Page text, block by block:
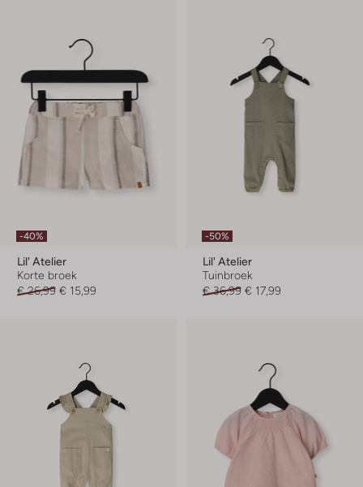
-40%
Lil' Atelier
Korte broek
€ 26,99 € 15,99
-50%
Lil' Atelier
Tuinbroek
€ 36,99 € 17,99